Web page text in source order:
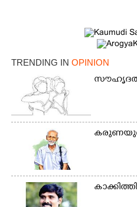
TRENDING IN OPINION